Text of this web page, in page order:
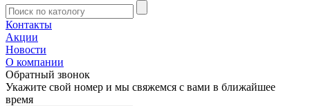
Контакты
Акции
Новости
О компании
Обратный звонок
Укажите свой номер и мы свяжемся с вами в ближайшее
время